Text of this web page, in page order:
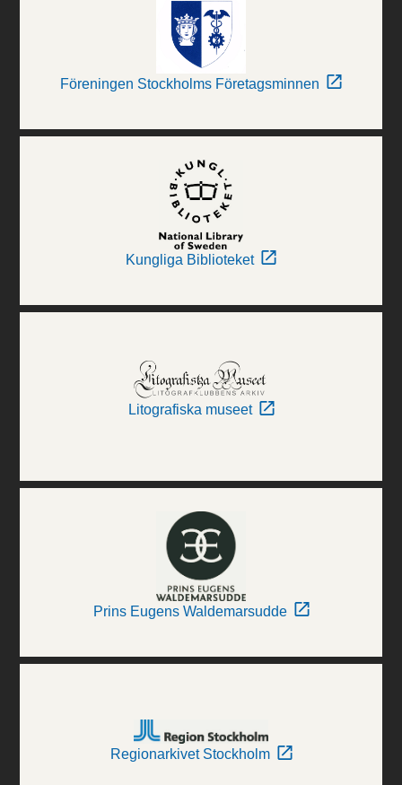
Föreningen Stockholms Företagsminnen
Kungliga Biblioteket
Litografiska museet
Prins Eugens Waldemarsudde
Regionarkivet Stockholm